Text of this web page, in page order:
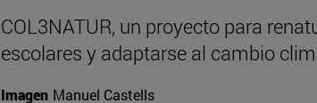
COL3NATUR, un proyecto para
escolares y adaptarse al cambio
Imagen Manuel Castells